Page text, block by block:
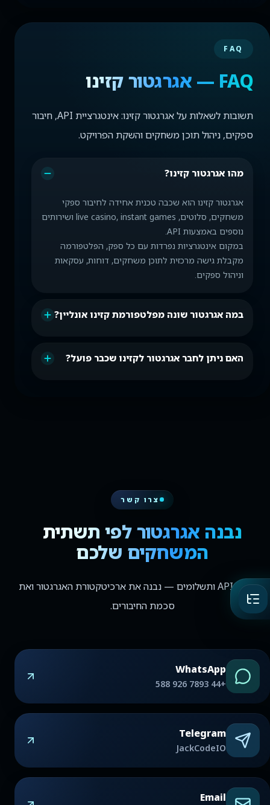
FAQ
FAQ — אגרגטור קזינו
תשובות לשאלות על אגרגטור קזינו: אינטגרציית API, חיבור
ספקים, ניהול תוכן משחקים והשקת הפרויקט.
מהו אגרגטור קזינו?
אגרגטור קזינו הוא שכבה טכנית אחידה לחיבור ספקי
משחקים, סלוטים, live casino, instant games ושירותים
נוספים באמצעות API.
במקום אינטגרציות נפרדות עם כל ספק, הפלטפורמה
מקבלת גישה מרכזית לתוכן משחקים, דוחות, עסקאות
וניהול ספקים.
במה אגרגטור שונה מפלטפורמת קזינו אונליין?
האם ניתן לחבר אגרגטור לקזינו שכבר פועל?
צרו קשר
נבנה אגרגטור לפי תשתית
המשחקים שלכם
ספקים, API ותשלומים — נבנה את ארכיטקטורת האגרגטור ואת
סכמת החיבורים.
WhatsApp
+44 7893 926 588
Telegram
JackCodeIO
Email